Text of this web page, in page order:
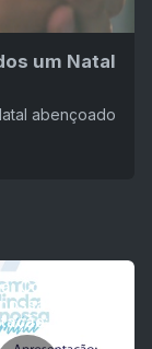
um Natal
abençoado
Como é
Família -
Sandra
Campanella